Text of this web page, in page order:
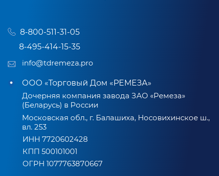
8-800-511-31-05
8-495-414-15-35
info@tdremeza.pro
ООО «Торговый Дом «РЕМЕЗА»
Дочерняя компания завода ЗАО «Ремеза»
(Беларусь) в России
Московская обл., г. Балашиха, Носовихинское ш.,
вл. 253
ИНН 7720602428
КПП 500101001
ОГРН 1077763870667